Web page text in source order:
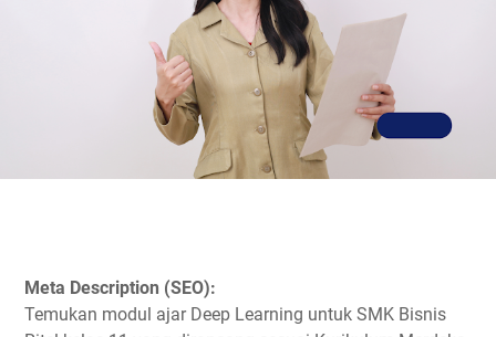
Meta Description (SEO):
Temukan modul ajar Deep Learning untuk SMK Bisnis